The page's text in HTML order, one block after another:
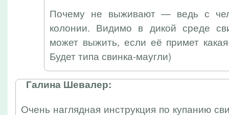
Почему не выживают — ведь с
колонии. Видимо в дикой среде
может выжить, если её примет
Будет типа свинка-маугли)
Галина Шевалер:
Очень наглядная инструкция по купанию